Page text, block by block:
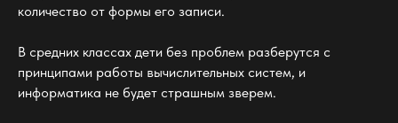
количество от формы его записи.
В средних классах дети без проблем разберутся с
принципами работы вычислительных систем, и
информатика не будет страшным зверем.